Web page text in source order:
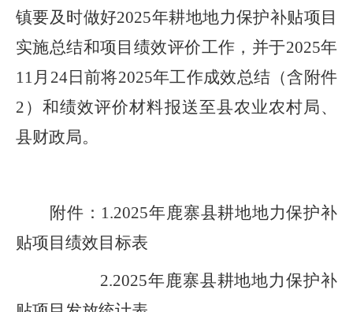
镇要及时做好2025年耕地地力保护补贴项目
实施总结和项目绩效评价工作，并于2025年
11月 24日前将2025年工作成效总结（含附件
2 ）和绩效评价材料报送至县农业农村局、
县财政局。
附件 ： 1.2025年鹿寨县耕地地力保护补
贴项目绩效目标表
2.2025年鹿寨县耕地地力保护补